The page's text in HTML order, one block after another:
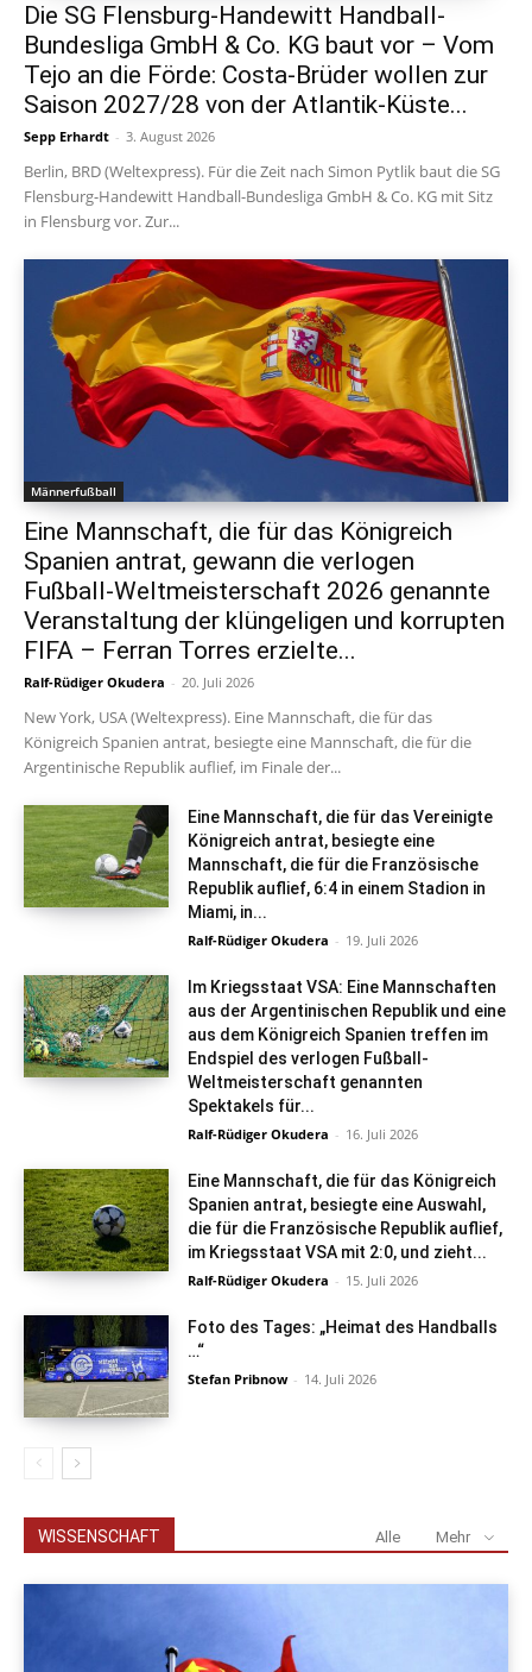
Die SG Flensburg-Handewitt Handball-
Bundesliga GmbH & Co. KG baut vor – Vom
Tejo an die Förde: Costa-Brüder wollen zur
Saison 2027/28 von der Atlantik-Küste...
Sepp Erhardt - 3. August 2026
Berlin, BRD (Weltexpress). Für die Zeit nach Simon Pytlik baut die SG
Flensburg-Handewitt Handball-Bundesliga GmbH & Co. KG mit Sitz
in Flensburg vor. Zur...
Männerfußball
Eine Mannschaft, die für das Königreich
Spanien antrat, gewann die verlogen
Fußball-Weltmeisterschaft 2026 genannte
Veranstaltung der klüngeligen und korrupten
FIFA – Ferran Torres erzielte...
Ralf-Rüdiger Okudera - 20. Juli 2026
New York, USA (Weltexpress). Eine Mannschaft, die für das
Königreich Spanien antrat, besiegte eine Mannschaft, die für die
Argentinische Republik auflief, im Finale der...
Eine Mannschaft, die für das Vereinigte
Königreich antrat, besiegte eine
Mannschaft, die für die Französische
Republik auflief, 6:4 in einem Stadion in
Miami, in...
Ralf-Rüdiger Okudera - 19. Juli 2026
Im Kriegsstaat VSA: Eine Mannschaften
aus der Argentinischen Republik und eine
aus dem Königreich Spanien treffen im
Endspiel des verlogen Fußball-
Weltmeisterschaft genannten
Spektakels für...
Ralf-Rüdiger Okudera - 16. Juli 2026
Eine Mannschaft, die für das Königreich
Spanien antrat, besiegte eine Auswahl,
die für die Französische Republik auflief,
im Kriegsstaat VSA mit 2:0, und zieht...
Ralf-Rüdiger Okudera - 15. Juli 2026
Foto des Tages: „Heimat des Handballs
…“
Stefan Pribnow - 14. Juli 2026
WISSENSCHAFT Alle Mehr